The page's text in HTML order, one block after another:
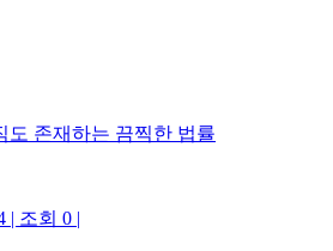
도 존재하는 끔찍한 법률
| 조회 0 |